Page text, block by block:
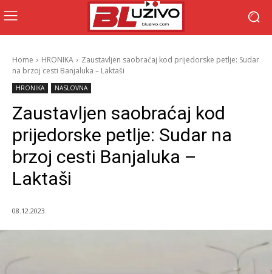
Home HRONIKA
Zaustavljen saobraćaj kod prijedorske petlje: Sudar
na brzoj cesti Banjaluka – Laktaši
HRONIKA NASLOVNA
Zaustavljen saobraćaj kod
prijedorske petlje: Sudar na
brzoj cesti Banjaluka –
Laktaši
08.12.2023.